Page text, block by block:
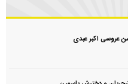
عروسی اکبر عبدی